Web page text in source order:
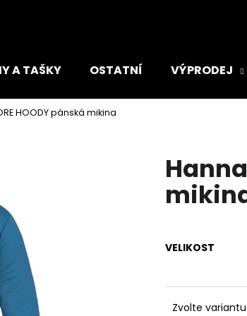
A TAŠKY OSTATNÍ VÝPRODEJ
HOODY pánská mikina
VELIKOST
Zvolte variantu
Co potřebujete najít?
TIRO DÁMSKÁ SPORTOVNÍ